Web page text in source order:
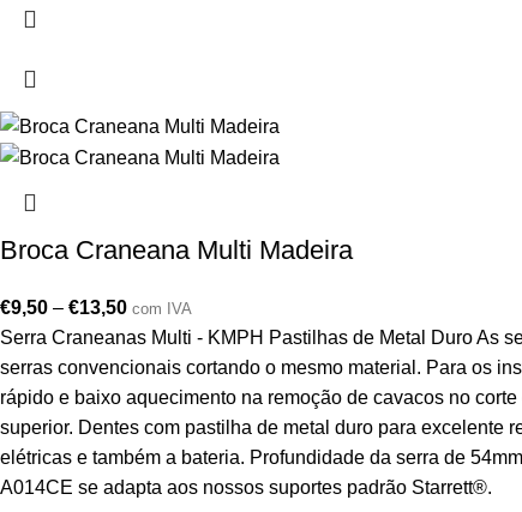
Broca Craneana Multi Madeira
€9,50 – €13,50 com IVA
Serra Craneanas Multi - KMPH Pastilhas de Metal Duro As
serras convencionais cortando o mesmo material. Para os
rápido e baixo aquecimento na remoção de cavacos no
superior. Dentes com pastilha de metal duro para excelente
elétricas e também a bateria. Profundidade da serra de
A014CE se adapta aos nossos suportes padrão Starrett®.